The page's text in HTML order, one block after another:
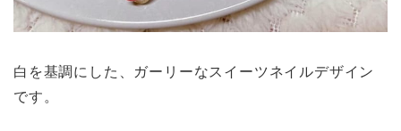
白を基調にした、ガーリーなスイーツネイルデザイン
です。